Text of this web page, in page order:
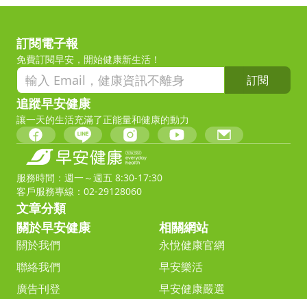
訂閱電子報
免費訂閱早安，開始健康新生活！
訂閱
追蹤早安健康
讓一天的生活充滿了正能量和健康的動力
服務時間：週一～週五 8:30-17:30
客戶服務專線：02-29128060
文章分類
關於早安健康
關於我們
聯絡我們
廣告刊登
相關網站
永悅健康官網
早安樂活
早安健康嚴選